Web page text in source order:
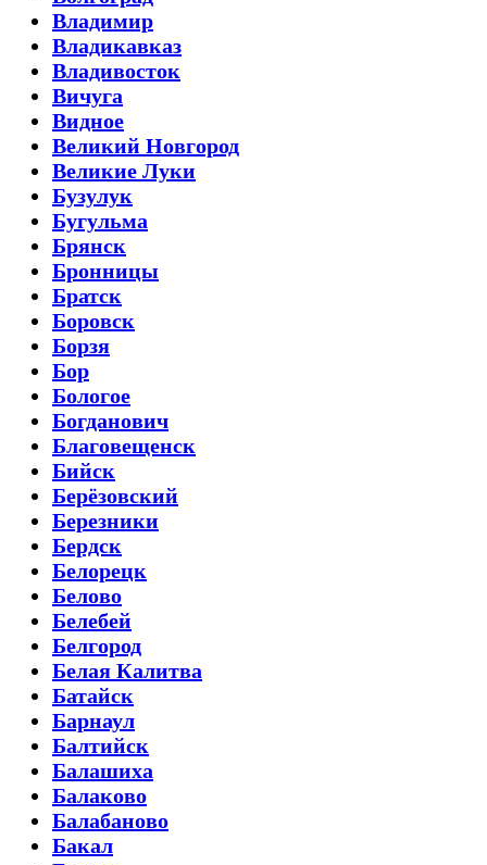
Владимир
Владикавказ
Владивосток
Вичуга
Видное
Великий Новгород
Великие Луки
Бузулук
Бугульма
Брянск
Бронницы
Братск
Боровск
Борзя
Бор
Бологое
Богданович
Благовещенск
Бийск
Берёзовский
Березники
Бердск
Белорецк
Белово
Белебей
Белгород
Белая Калитва
Батайск
Барнаул
Балтийск
Балашиха
Балаково
Балабаново
Бакал